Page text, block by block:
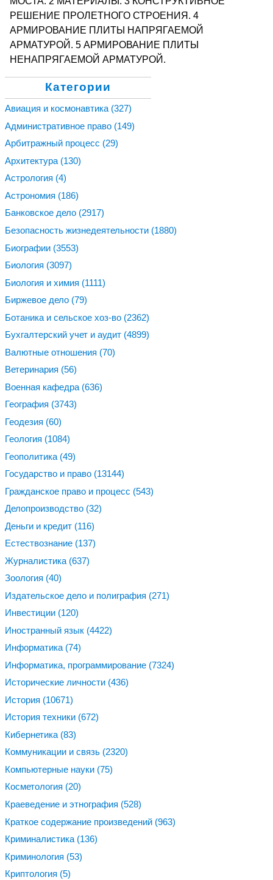
РЕШЕНИЕ ПРОЛЕТНОГО СТРОЕНИЯ. 4
АРМИРОВАНИЕ ПЛИТЫ НАПРЯГАЕМОЙ
АРМАТУРОЙ. 5 АРМИРОВАНИЕ ПЛИТЫ
НЕНАПРЯГАЕМОЙ АРМАТУРОЙ.
Категории
Авиация и космонавтика (327)
Административное право (149)
Арбитражный процесс (29)
Архитектура (130)
Астрология (4)
Астрономия (186)
Банковское дело (2917)
Безопасность жизнедеятельности (1880)
Биографии (3553)
Биология (3097)
Биология и химия (1111)
Биржевое дело (79)
Ботаника и сельское хоз-во (2362)
Бухгалтерский учет и аудит (4899)
Валютные отношения (70)
Ветеринария (56)
Военная кафедра (636)
География (3743)
Геодезия (60)
Геология (1084)
Геополитика (49)
Государство и право (13144)
Гражданское право и процесс (543)
Делопроизводство (32)
Деньги и кредит (116)
Естествознание (137)
Журналистика (637)
Зоология (40)
Издательское дело и полиграфия (271)
Инвестиции (120)
Иностранный язык (4422)
Информатика (74)
Информатика, программирование (7324)
Исторические личности (436)
История (10671)
История техники (672)
Кибернетика (83)
Коммуникации и связь (2320)
Компьютерные науки (75)
Косметология (20)
Краеведение и этнография (528)
Краткое содержание произведений (963)
Криминалистика (136)
Криминология (53)
Криптология (5)